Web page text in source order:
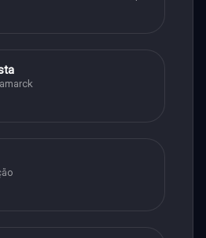
por mais fontes e
se resolver e fixar melhor.